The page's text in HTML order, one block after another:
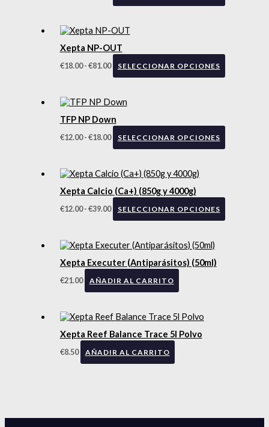
Xepta NP-OUT
€18.00 -€81.00 SELECCIONAR OPCIONES
TFP NP Down
€12.00 -€18.00 SELECCIONAR OPCIONES
Xepta Calcio (Ca+) (850g y 4000g)
€12.00 -€39.00 SELECCIONAR OPCIONES
Xepta Executer (Antiparásitos) (50ml)
€21.00 AÑADIR AL CARRITO
Xepta Reef Balance Trace 5l Polvo
€8.50 AÑADIR AL CARRITO